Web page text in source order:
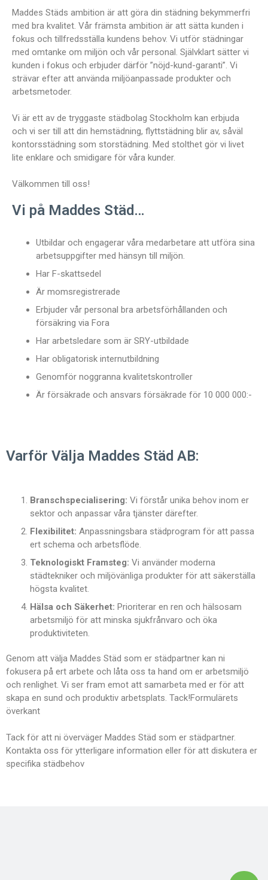
Maddes Städs ambition är att göra din städning bekymmerfri
med bra kvalitet. Vår främsta ambition är att sätta kunden i
fokus och tillfredsställa kundens behov. Vi utför städningar
med omtanke om miljön och vår personal. Självklart sätter vi
kunden i fokus och erbjuder därför ”nöjd-kund-garanti”. Vi
strävar efter att använda miljöanpassade produkter och
arbetsmetoder.
Vi är ett av de tryggaste städbolag Stockholm kan erbjuda
och vi ser till att din hemstädning, flyttstädning blir av, såväl
kontorsstädning som storstädning. Med stolthet gör vi livet
lite enklare och smidigare för våra kunder.
Välkommen till oss!
Vi på Maddes Städ…
Utbildar och engagerar våra medarbetare att utföra sina
arbetsuppgifter med hänsyn till miljön.
Har F-skattsedel
Är momsregistrerade
Erbjuder vår personal bra arbetsförhållanden och
försäkring via Fora
Har arbetsledare som är SRY-utbildade
Har obligatorisk internutbildning
Genomför noggranna kvalitetskontroller
Är försäkrade och ansvars försäkrade för 10 000 000:-
Varför Välja Maddes Städ AB:
Branschspecialisering: Vi förstår unika behov inom er
sektor och anpassar våra tjänster därefter.
Flexibilitet: Anpassningsbara städprogram för att passa
ert schema och arbetsflöde.
Teknologiskt Framsteg: Vi använder moderna
städtekniker och miljövänliga produkter för att säkerställa
högsta kvalitet.
Hälsa och Säkerhet: Prioriterar en ren och hälsosam
arbetsmiljö för att minska sjukfrånvaro och öka
produktiviteten.
Genom att välja Maddes Städ som er städpartner kan ni
fokusera på ert arbete och låta oss ta hand om er arbetsmiljö
och renlighet. Vi ser fram emot att samarbeta med er för att
skapa en sund och produktiv arbetsplats. Tack!Formulärets
överkant
Tack för att ni överväger Maddes Städ som er städpartner.
Kontakta oss för ytterligare information eller för att diskutera er
specifika städbehov